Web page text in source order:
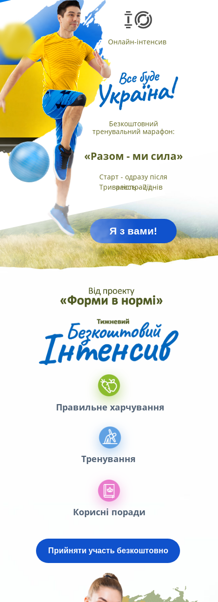
Я з вами!
Онлайн-інтенсив
Безкоштовний
тренувальний марафон:
«Разом - ми сила»
Старт - одразу після
реєстрації
Тривалість - 7 днів
Правильне харчування
Тренування
Корисні поради
Прийняти участь безкоштовно